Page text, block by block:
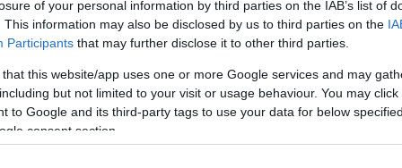
of your personal information by third parties on the IAB’s list of
This information may also be disclosed by us to third parties on the
Participants that may further disclose it to other third parties.
that this website/app uses one or more Google services and may
but not limited to your visit or usage behaviour. You may
to Google and its third-party tags to use your data for below
consent section.
e Bruges ha regalato emozioni e spettacolo ai tifosi
superiorità netta, chiudendo la partita con un